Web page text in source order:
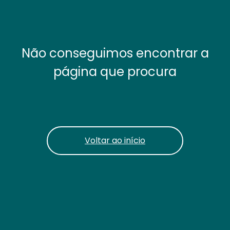
Não conseguimos encontrar a
página que procura
Voltar ao início